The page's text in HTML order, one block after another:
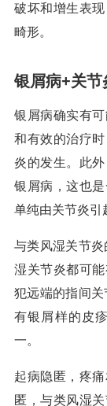
破坏和增生表
畸形。
银屑病+关节
银屑病确实有
和有效的治疗
炎的发生。此
银屑病，这也
单纯由关节炎引
与类风湿关节
湿关节炎都可
犯远端的指间
有银屑样的皮
一。
起病隐匿，疼
匿，与类风湿